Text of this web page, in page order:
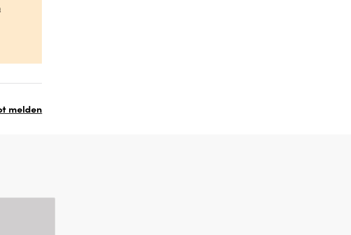
melden